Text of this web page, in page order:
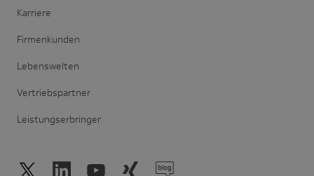
Karriere
Firmenkunden
Lebenswelten
Vertriebspartner
Leistungserbringer